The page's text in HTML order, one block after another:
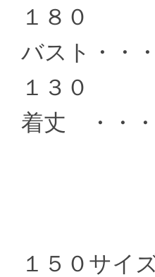
１８０
バスト・
１３０
着丈 ・・・
１５０サイ